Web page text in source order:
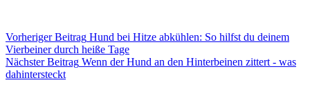
VorherigerBeitrag Hund bei Hitze abkühlen: So hilfst du deinem
Vierbeiner durch heiße Tage
NächsterBeitrag Wenn der Hund an den Hinterbeinen zittert - was
dahintersteckt